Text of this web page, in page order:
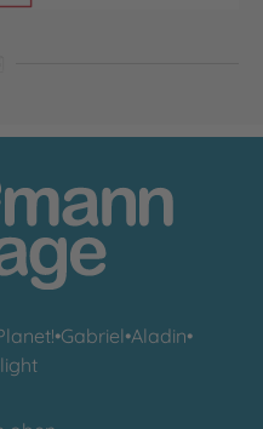
•Gabriel•Aladin•